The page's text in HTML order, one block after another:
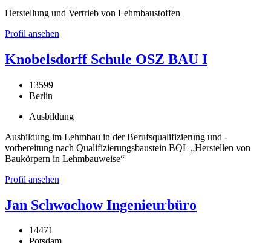
Herstellung und Vertrieb von Lehmbaustoffen
Profil ansehen
Knobelsdorff Schule OSZ BAU I
13599
Berlin
Ausbildung
Ausbildung im Lehmbau in der Berufsqualifizierung und -
vorbereitung nach Qualifizierungsbaustein BQL „Herstellen von
Baukörpern in Lehmbauweise“
Profil ansehen
Jan Schwochow Ingenieurbüro
14471